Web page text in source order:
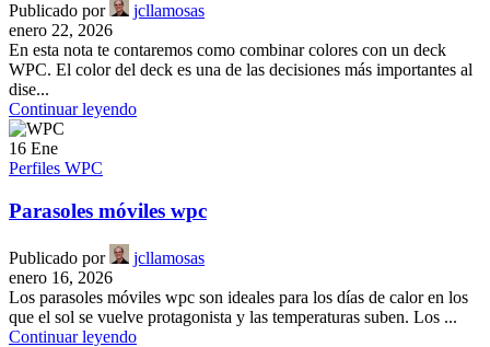
Publicado por
jcllamosas
enero 22, 2026
En esta nota te contaremos como combinar colores con un deck
WPC. El color del deck es una de las decisiones más importantes al
dise...
Continuar leyendo
16 Ene
Perfiles WPC
Parasoles móviles wpc
Publicado por
jcllamosas
enero 16, 2026
Los parasoles móviles wpc son ideales para los días de calor en los
que el sol se vuelve protagonista y las temperaturas suben. Los ...
Continuar leyendo